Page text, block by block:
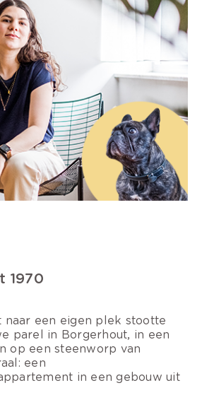
1970
naar een eigen plek stootte
parel in Borgerhout, in een
op een steenworp van
een
in een gebouw uit